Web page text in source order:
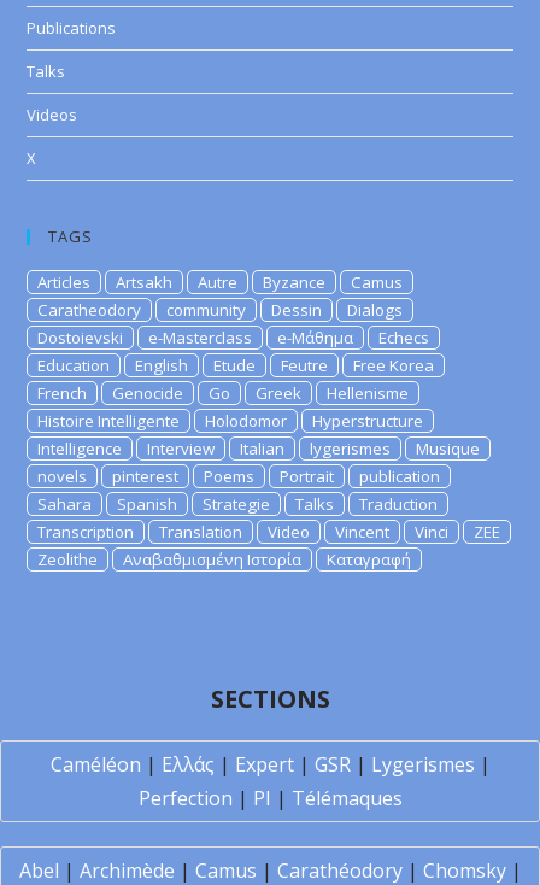
Publications
Talks
Videos
X
TAGS
Articles Artsakh Autre Byzance
Camus
Caratheodory
community Dessin
Dialogs
Dostoievski
e-Masterclass e-Μάθημα
Echecs
Education
English Etude Feutre
Free Korea
French
Genocide Go Greek
Hellenisme
Histoire Intelligente
Holodomor
Hyperstructure
Intelligence
Interview Italian lygerismes
Musique
novels
pinterest Poems Portrait
publication
Sahara
Spanish Strategie Talks
Traduction
Transcription
Translation Video Vincent Vinci
ZEE
Zeolithe
Αναβαθμισμένη Ιστορία Καταγραφή
SECTIONS
Caméléon | Ελλάς | Expert| GSR| Lygerismes |
Perfection | PI | Télémaques
Abel | Archimède | Camus | Carathéodory| Chomsky|